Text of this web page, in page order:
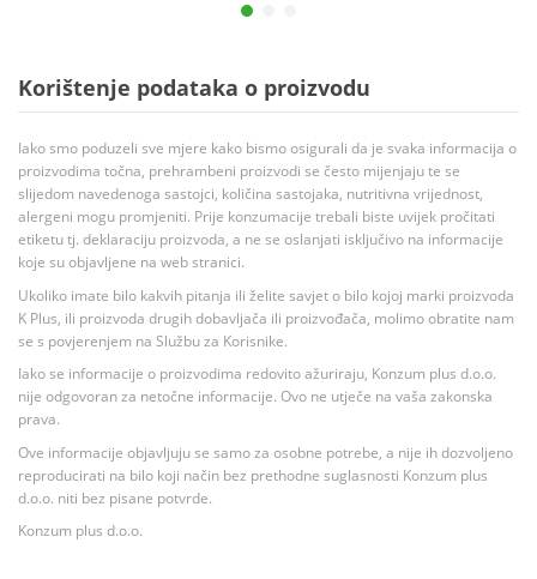
Korištenje podataka o proizvodu
Iako smo poduzeli sve mjere kako bismo osigurali da je svaka informacija o
proizvodima točna, prehrambeni proizvodi se često mijenjaju te se
slijedom navedenoga sastojci, količina sastojaka, nutritivna vrijednost,
alergeni mogu promjeniti. Prije konzumacije trebali biste uvijek pročitati
etiketu tj. deklaraciju proizvoda, a ne se oslanjati isključivo na informacije
koje su objavljene na web stranici.
Ukoliko imate bilo kakvih pitanja ili želite savjet o bilo kojoj marki proizvoda
K Plus, ili proizvoda drugih dobavljača ili proizvođača, molimo obratite nam
se s povjerenjem na Službu za Korisnike.
Iako se informacije o proizvodima redovito ažuriraju, Konzum plus d.o.o.
nije odgovoran za netočne informacije. Ovo ne utječe na vaša zakonska
prava.
Ove informacije objavljuju se samo za osobne potrebe, a nije ih dozvoljeno
reproducirati na bilo koji način bez prethodne suglasnosti Konzum plus
d.o.o. niti bez pisane potvrde.
Konzum plus d.o.o.